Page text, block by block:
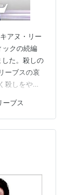
アヌ・リー
ックの続編
した。殺しの
ーブスの哀
殺しをやっ
て終わる
取り返した
姉を主席に
の接近戦→
にジョンに
ーブス